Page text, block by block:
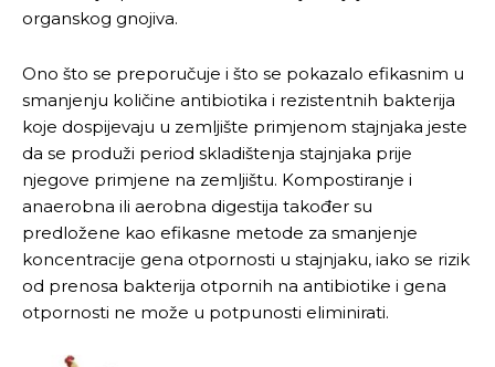
organskog gnojiva.
Ono što se preporučuje i što se pokazalo efikasnim u
smanjenju količine antibiotika i rezistentnih bakterija
koje dospijevaju u zemljište primjenom stajnjaka jeste
da se produži period skladištenja stajnjaka prije
njegove primjene na zemljištu. Kompostiranje i
anaerobna ili aerobna digestija također su
predložene kao efikasne metode za smanjenje
koncentracije gena otpornosti u stajnjaku, iako se rizik
od prenosa bakterija otpornih na antibiotike i gena
otpornosti ne može u potpunosti eliminirati.